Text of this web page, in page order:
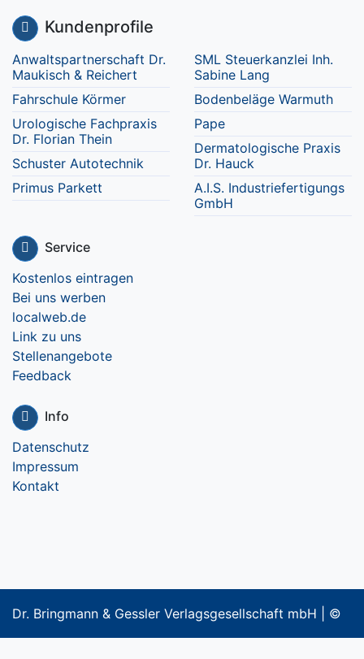
Kundenprofile
Anwaltspartnerschaft Dr.
Maukisch & Reichert
Fahrschule Körmer
Urologische Fachpraxis
Dr. Florian Thein
Schuster Autotechnik
Primus Parkett
SML Steuerkanzlei Inh.
Sabine Lang
Bodenbeläge Warmuth
Pape
Dermatologische Praxis
Dr. Hauck
A.I.S. Industriefertigungs
GmbH
Service
Kostenlos eintragen
Bei uns werben
localweb.de
Link zu uns
Stellenangebote
Feedback
Info
Datenschutz
Impressum
Kontakt
Dr. Bringmann & Gessler Verlagsgesellschaft mbH | ©